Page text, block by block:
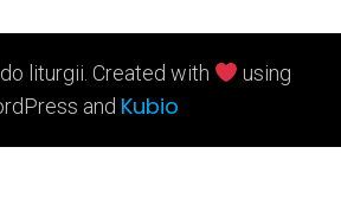
liturgii. Created with
using
and Kubio